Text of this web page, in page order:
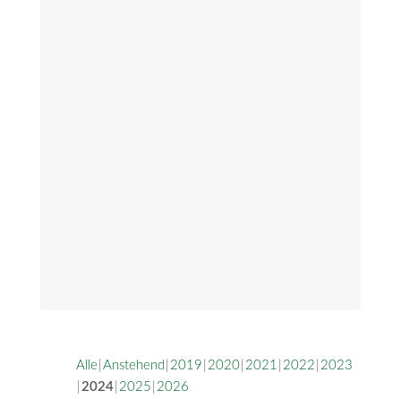
Alle Anstehend 2019 2020 2021 2022 2023
2024 2025 2026